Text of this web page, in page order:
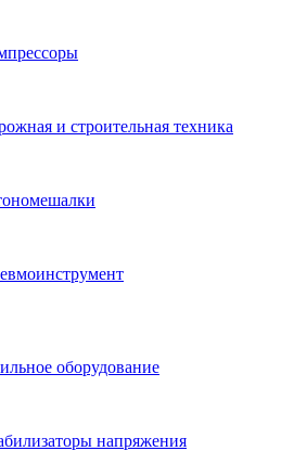
и строительная техника
оборудование
напряжения